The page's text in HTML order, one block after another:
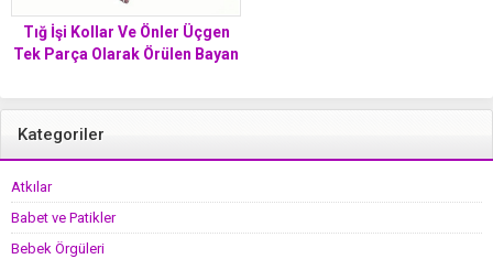
Tığ İşi Kollar Ve Önler Üçgen
Tek Parça Olarak Örülen Bayan
beden
Kategoriler
Atkılar
Babet ve Patikler
Bebek Örgüleri